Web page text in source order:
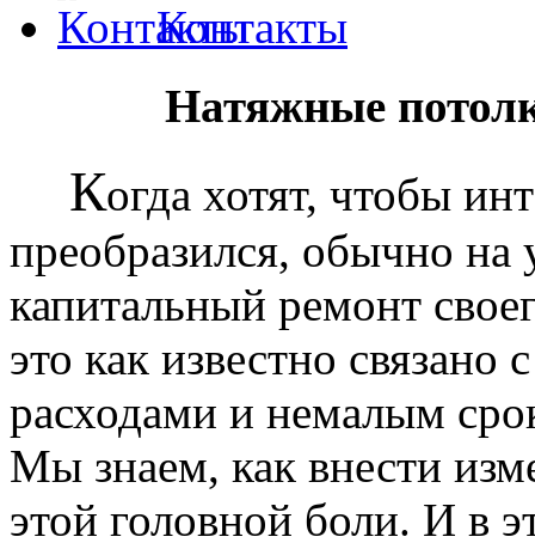
Контакты
Натяжные
Когда хотят, чтобы
преобразился, обычно на
капитальный ремонт
это как известно
расходами и немалым
Мы знаем, как внести
этой головной боли. И в